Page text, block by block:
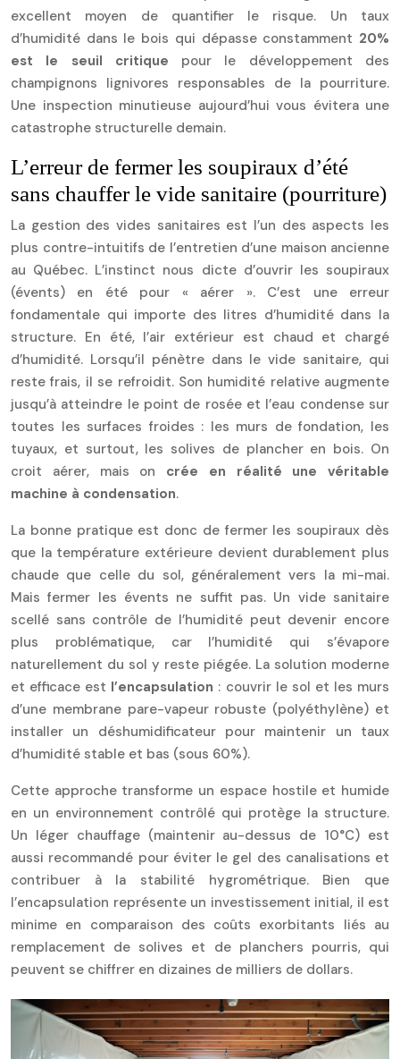
excellent moyen de quantifier le risque. Un taux
d’humidité dans le bois qui dépasse constamment 20%
est le seuil critique pour le développement des
champignons lignivores responsables de la pourriture.
Une inspection minutieuse aujourd’hui vous évitera une
catastrophe structurelle demain.
L’erreur de fermer les soupiraux d’été
sans chauffer le vide sanitaire (pourriture)
La gestion des vides sanitaires est l’un des aspects les
plus contre-intuitifs de l’entretien d’une maison ancienne
au Québec. L’instinct nous dicte d’ouvrir les soupiraux
(évents) en été pour « aérer ». C’est une erreur
fondamentale qui importe des litres d’humidité dans la
structure. En été, l’air extérieur est chaud et chargé
d’humidité. Lorsqu’il pénètre dans le vide sanitaire, qui
reste frais, il se refroidit. Son humidité relative augmente
jusqu’à atteindre le point de rosée et l’eau condense sur
toutes les surfaces froides : les murs de fondation, les
tuyaux, et surtout, les solives de plancher en bois. On
croit aérer, mais on crée en réalité une véritable
machine à condensation.
La bonne pratique est donc de fermer les soupiraux dès
que la température extérieure devient durablement plus
chaude que celle du sol, généralement vers la mi-mai.
Mais fermer les évents ne suffit pas. Un vide sanitaire
scellé sans contrôle de l’humidité peut devenir encore
plus problématique, car l’humidité qui s’évapore
naturellement du sol y reste piégée. La solution moderne
et efficace est l’encapsulation : couvrir le sol et les murs
d’une membrane pare-vapeur robuste (polyéthylène) et
installer un déshumidificateur pour maintenir un taux
d’humidité stable et bas (sous 60%).
Cette approche transforme un espace hostile et humide
en un environnement contrôlé qui protège la structure.
Un léger chauffage (maintenir au-dessus de 10°C) est
aussi recommandé pour éviter le gel des canalisations et
contribuer à la stabilité hygrométrique. Bien que
l’encapsulation représente un investissement initial, il est
minime en comparaison des coûts exorbitants liés au
remplacement de solives et de planchers pourris, qui
peuvent se chiffrer en dizaines de milliers de dollars.